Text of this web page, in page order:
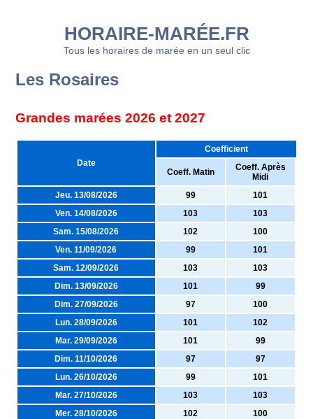
HORAIRE-MARÉE.FR
Tous les horaires de marée en un seul clic
Les Rosaires
Grandes marées 2026 et 2027
Date
Coefficient
Coeff. Matin
Coeff. Après
Midi
Jeu. 13/08/2026
99
101
Ven. 14/08/2026
103
103
Sam. 15/08/2026
102
100
Ven. 11/09/2026
99
101
Sam. 12/09/2026
103
103
Dim. 13/09/2026
101
99
Dim. 27/09/2026
97
100
Lun. 28/09/2026
101
102
Mar. 29/09/2026
101
99
Dim. 11/10/2026
97
97
Lun. 26/10/2026
99
101
Mar. 27/10/2026
103
103
Mer. 28/10/2026
102
100